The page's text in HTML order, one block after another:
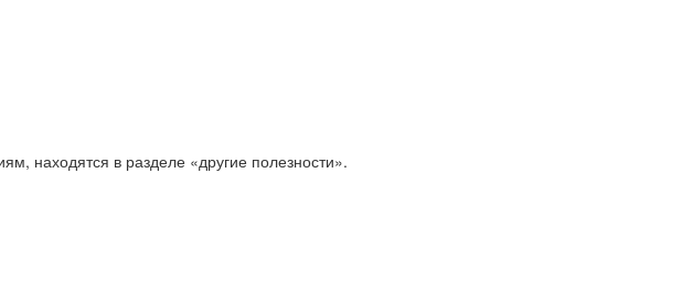
находятся в разделе «другие полезности».